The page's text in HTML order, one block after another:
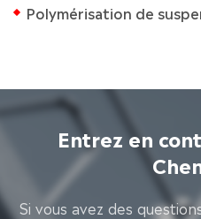
Polymérisation de
Entrez en
Si vous avez des